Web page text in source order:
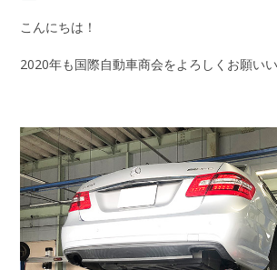
こんにちは！
2020年も国際自動車商会をよろしくお願いい